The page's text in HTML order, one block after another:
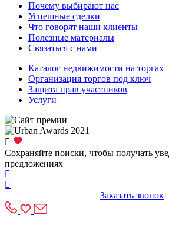
Почему выбирают нас
Успешные сделки
Что говорят наши клиенты
Полезные материалы
Связаться с нами
Каталог недвижимости на торгах
Организация торгов под ключ
Защита прав участников
Услуги
Сохраняйте поиски, чтобы получать
предложениях
Заказать звонок